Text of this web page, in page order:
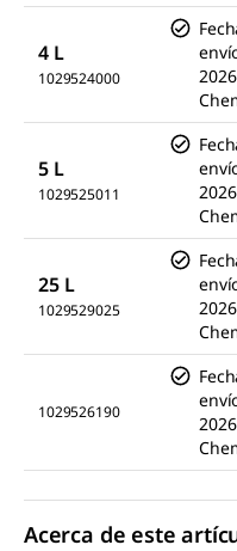
4 L
1029524000
2026
5 L
1029525011
2026
25 L
1029529025
2026
1029526190
2026
Acerca de este